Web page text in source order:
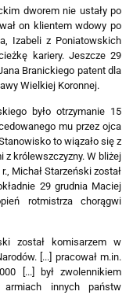
dworem nie ustały po
on klientem wdowy po
Izabeli z Poniatowskich
kariery. Jeszcze 29
Branickiego patent dla
Wielkiej Koronnej.
było otrzymanie 15
mu przez ojca
to wiązało się z
z królewszczyzny. W bliżej
Michał Starzeński został
29 grudnia Maciej
rotmistrza chorągwi
został komisarzem w
[...] pracował m.in.
[...] był zwolennikiem
armiach innych państw